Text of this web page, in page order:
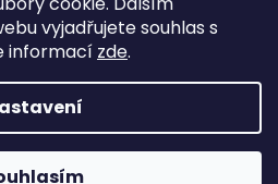
vyjadřujete souhlas s
informací zde.
| OUTDOOR - LOV. Všechna
Upravit nastavení cookies